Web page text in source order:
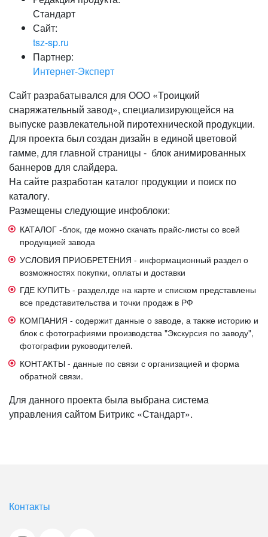
Стандарт
Сайт:
tsz-sp.ru
Партнер:
Интернет-Эксперт
Сайт разрабатывался для ООО «Троицкий
снаряжательный завод», специализирующейся на
выпуске развлекательной пиротехнической продукции.
Для проекта был создан дизайн в единой цветовой
гамме, для главной страницы - блок анимированных
баннеров для слайдера.
На сайте разработан каталог продукции и поиск по
каталогу.
Размещены следующие инфоблоки:
КАТАЛОГ -блок, где можно скачать прайс-листы со всей
продукцией завода
УСЛОВИЯ ПРИОБРЕТЕНИЯ - информационный раздел о
возможностях покупки, оплаты и доставки
ГДЕ КУПИТЬ - раздел,где на карте и списком представлены
все представительства и точки продаж в РФ
КОМПАНИЯ - содержит данные о заводе, а также историю и
блок с фотографиями производства "Экскурсия по заводу",
фотографии руководителей.
КОНТАКТЫ - данные по связи с организацией и форма
обратной связи.
Для данного проекта была выбрана система
управления сайтом Битрикс «Стандарт».
Контакты